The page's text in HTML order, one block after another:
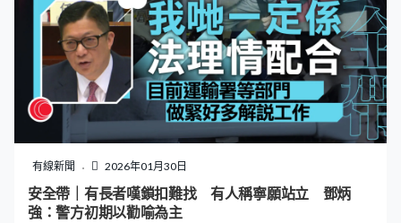
文。 陳美寶：「我們經徵詢律政司法律意見，認為有關乘
客在專營巴士及非專營巴士上需要佩戴安全帶的法律條
文，在技術上有不足之處，未能完全反映立法原意。我們
會盡快安排首先刪除有關條文，即我們會令到目前不會有
法定要求乘客乘坐專營巴士或非專營巴士上佩戴安全
帶。」 陳美寶承認草擬條文工作表現不理想，「就法律條
文在草擬時的技術不足，以至未能完全反映我們的立法原
意，以至我們在執行時、市民的了解上產生了不同看法，
亦可能不清楚，在這方面我要承認是不理想的。」陳美寶
說政府會盡快刊憲刪除法律條文，再交由立法會省覽，未
有線新聞 2026年01月30日
安全帶｜有長者嘆鎖扣難找 有人稱寧願站立 鄧炳
強：警方初期以勸喻為主